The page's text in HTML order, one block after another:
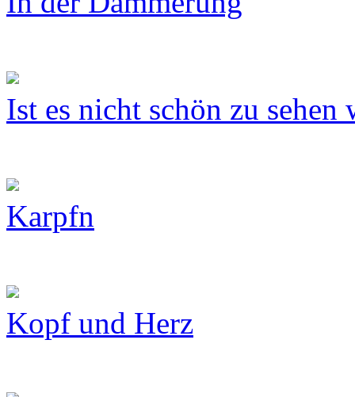
Ist es nicht schön zu
Karpfn
Kopf und Herz